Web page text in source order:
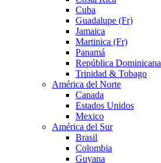
Cuba
Guadalupe (Fr)
Jamaica
Martinica (Fr)
Panamá
República Dominicana
Trinidad & Tobago
América del Norte
Canada
Estados Unidos
Mexico
América del Sur
Brasil
Colombia
Guyana